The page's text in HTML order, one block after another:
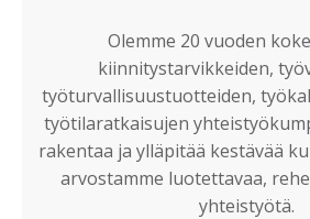
Olemme 20 vuoden
kiinnitystarvikkeiden,
työturvallisuustuotteiden,
työtilaratkaisujen
rakentaa ja ylläpitää kestävää
arvostamme luotettavaa,
yhteistyötä.